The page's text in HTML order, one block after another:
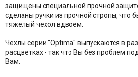
защищены специальной прочной
сделаны ручки из прочной стропы, что
тяжелый чехол вдвоем.
Чехлы серии "Optima" выпускаются в
расцветках - так что Вы без проблем
Вам.